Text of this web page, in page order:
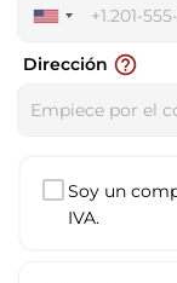
United
+1
Dirección help_outline
Soy un
IVA.